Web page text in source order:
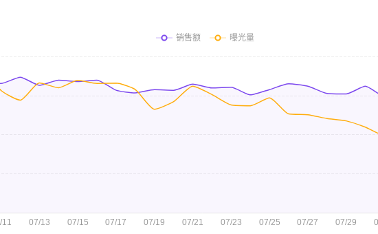
带货达人榜 支持自定义周期，用户可根据需要按日或按月自定
1.新增经营销售分布（销售渠道、带货方式）可以查看自营店铺
2.新增经营品类分布，可查看聚合的自营店铺品类数据，并支持